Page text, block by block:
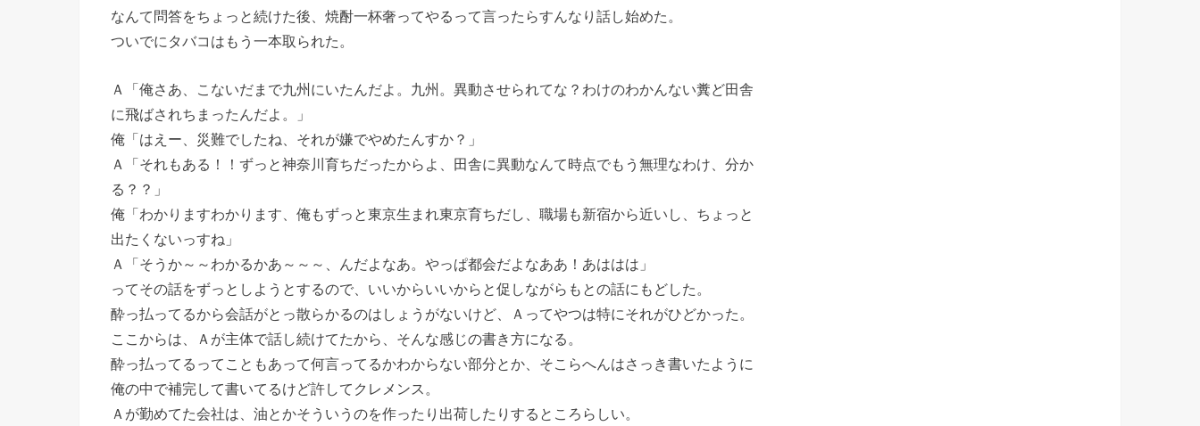
なんて問答をちょっと続けた後、焼酎一杯奢ってやるって言ったらすんなり話し始めた。
ついでにタバコはもう一本取られた。
Ａ「俺さあ、こないだまで九州にいたんだよ。九州。異動させられてな？わけのわかんない糞ど田舎
に飛ばされちまったんだよ。」
俺「はえー、災難でしたね、それが嫌でやめたんすか？」
Ａ「それもある！！ずっと神奈川育ちだったからよ、田舎に異動なんて時点でもう無理なわけ、分か
る？？」
俺「わかりますわかります、俺もずっと東京生まれ東京育ちだし、職場も新宿から近いし、ちょっと
出たくないっすね」
Ａ「そうか～～わかるかあ～～～、んだよなあ。やっぱ都会だよなああ！あははは」
ってその話をずっとしようとするので、いいからいいからと促しながらもとの話にもどした。
酔っ払ってるから会話がとっ散らかるのはしょうがないけど、Ａってやつは特にそれがひどかった。
ここからは、Ａが主体で話し続けてたから、そんな感じの書き方になる。
酔っ払ってるってこともあって何言ってるかわからない部分とか、そこらへんはさっき書いたように
俺の中で補完して書いてるけど許してクレメンス。
Ａが勤めてた会社は、油とかそういうのを作ったり出荷したりするところらしい。